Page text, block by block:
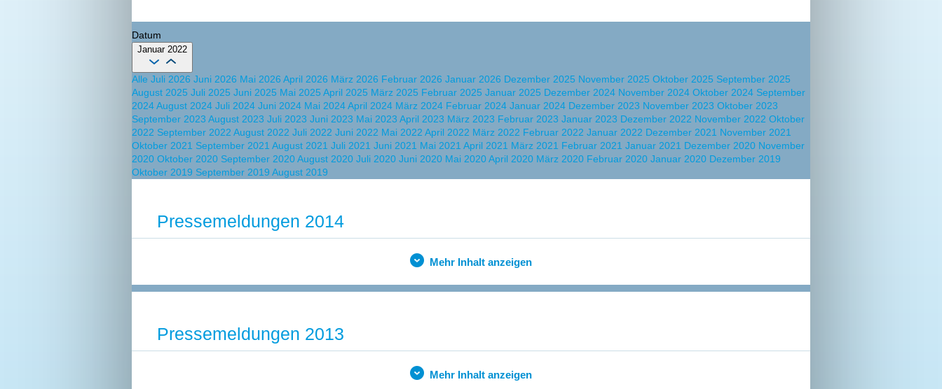
Datum
Januar 2022
Alle Juli 2026 Juni 2026 Mai 2026 April 2026 März 2026 Februar 2026 Januar 2026 Dezember 2025 November 2025 Oktober 2025 September 2025
August 2025 Juli 2025 Juni 2025 Mai 2025 April 2025 März 2025 Februar 2025 Januar 2025 Dezember 2024 November 2024 Oktober 2024 September
2024August 2024 Juli 2024 Juni 2024 Mai 2024April 2024 März 2024 Februar 2024 Januar 2024 Dezember 2023 November 2023 Oktober 2023
September 2023 August 2023 Juli 2023 Juni 2023 Mai 2023 April 2023 März 2023 Februar 2023 Januar 2023 Dezember 2022 November 2022 Oktober
2022 September 2022 August 2022 Juli 2022 Juni 2022 Mai 2022 April 2022 März 2022 Februar 2022 Januar 2022 Dezember 2021 November 2021
Oktober 2021 September 2021 August 2021 Juli 2021 Juni 2021 Mai 2021 April 2021 März 2021 Februar 2021 Januar 2021 Dezember 2020 November
2020 Oktober 2020 September 2020August 2020 Juli 2020 Juni 2020 Mai 2020April 2020 März 2020 Februar 2020 Januar 2020 Dezember 2019
Oktober 2019 September 2019 August 2019
Pressemeldungen 2014
Mehr Inhalt anzeigen
Pressemeldungen 2013
Mehr Inhalt anzeigen